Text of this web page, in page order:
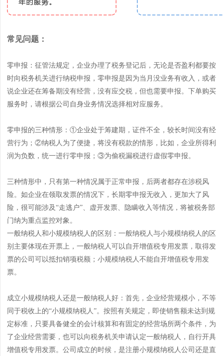
常见问题：
零申报：征管法规定，企业办理了税务登记后，无论是否盈利都要按
时向税务机关进行纳税申报，零申报是因为当月没业务有收入，或者
说企业还在筹备期没有经营，没有应交税，但也需要申报。下单购买
服务时，请根据公司自身业务情况选择相对应服务。
零申报的三种情形：①企业处于筹建期，证件不全，较长时间没有经
营行为；②纳税人为了便捷，将没有税款的情形，比如，企业所得利
润为负数，统一进行零申报；③为偷税漏税进行虚假零申报。
三种情形中，只有第一种情况属于正常申报，后两者都存在涉税风
险。如企业在领取发票的情况下，长期零申报无收入，更加大了风
险，很可能涉及“走逃户”、虚开发票、隐瞒收入等情况，将被税务部
门纳为重点监控对象。
一般纳税人和小规模纳税人的区别：一般纳税人与小规模纳税人的区
别主要体现在开票上，一般纳税人可以自开增值税专用发票，取得发
票的公司可以抵扣销项税额；小规模纳税人不能自开增值税专用发
票。
成立小规模纳税人还是一般纳税人好：首先，企业经营规模小，不等
同于税收上的“小规模纳税人”。按照有关规定，即使销售额未达到规
定标准，只要具备健全的会计核算和有固定的经营场所两个条件，为
了企业经营需要，也可以向税务机关申请认定一般纳税人，自行开具
增值税专用发票。公司成立的时候，是注册小规模纳税人公司还是直